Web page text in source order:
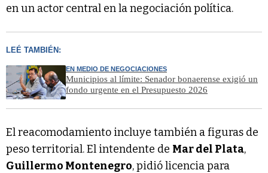
en un actor central en la negociación política.
LEÉ TAMBIÉN:
EN MEDIO DE NEGOCIACIONES
Municipios al límite: Senador bonaerense exigió un
fondo urgente en el Presupuesto 2026
El reacomodamiento incluye también a figuras de
peso territorial. El intendente de Mar del Plata,
Guillermo Montenegro, pidió licencia para